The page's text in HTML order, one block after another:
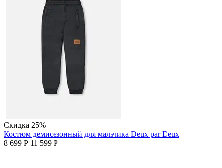
Скидка 25%
Костюм демисезонный для мальчика Deux par Deux
8 699 Р 11 599 Р